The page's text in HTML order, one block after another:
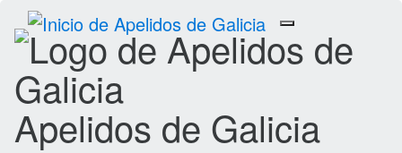
Toggle
navigation
Apelidos de Galicia